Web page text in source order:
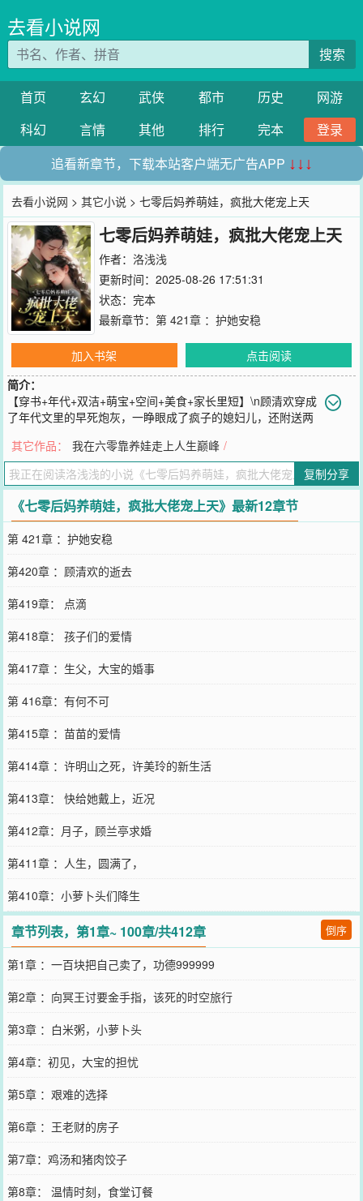
去看小说网
搜索
首页 玄幻 武侠 都市 历史
网游
科幻
言情 其他 排行 完本
登录
追看新章节，下载本站客户端无广告APP ↓↓↓
去看小说网 >其它小说 > 七零后妈养萌娃，疯批大佬宠上天
七零后妈养萌娃，疯批大佬宠上天
作者： 洛浅浅
更新时间：2025-08-26 17:51:31
状态：完本
最新章节： 第 421章 ：护她安稳
加入书架
点击阅读
简介：
【穿书+年代+双洁+萌宝+空间+美食+家长里短】\n顾清欢穿成
了年代文里的早死炮灰，一睁眼成了疯子的媳妇儿，还附送两
个名义上的疯老公来镇宅，顺便调教两个未来小反派，简直毫无压
力，还能无痛当妈，多好的事儿。\n谁曾想，这疯子竟然越养越清
醒，还想化身为狼推倒她，孩子们的身份貌似也不简单，这一家子太
麻烦了，要不溜了吧？\n许怀安：媳妇儿，别想离开我，我疯起来我
自己都怕！\n顾清欢，你可知，因为你的出现，我这一路的颠沛流离
都值了。\n（家长里短的双向治愈文，养娃生活日常，背景架空，不
喜勿喷）
您要是觉得《 七零后妈养萌娃，疯批大佬宠上天
忘记向您QQ群和微博微信里的朋友推荐哦！
其它作品： 我在六零靠养娃走上人生巅峰 /
复制分享
《七零后妈养萌娃，疯批大佬宠上天》最新12章节
第 421章 ：护她安稳
第420章 ：顾清欢的逝去
第419章： 点滴
第418章： 孩子们的爱情
第417章 ：生父，大宝的婚事
第 416章：有何不可
第415章 ：苗苗的爱情
第414章 ：许明山之死，许美玲的新生活
第413章： 快给她戴上，近况
第412章：月子，顾兰亭求婚
第411章 ：人生，圆满了，
第410章：小萝卜头们降生
章节列表，第1章~ 100章/共412章 倒序
第1章 ：一百块把自己卖了，功德999999
第2章 ：向冥王讨要金手指，该死的时空旅行
第3章 ：白米粥，小萝卜头
第4章：初见，大宝的担忧
第5章 ：艰难的选择
第6章 ：王老财的房子
第7章：鸡汤和猪肉饺子
第8章： 温情时刻，食堂订餐